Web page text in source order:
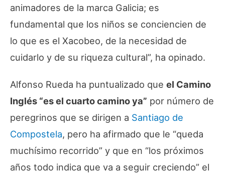
animadores de la marca Galicia; es
fundamental que los niños se conciencien de
lo que es el Xacobeo, de la necesidad de
cuidarlo y de su riqueza cultural”, ha opinado.
Alfonso Rueda ha puntualizado que el Camino
Inglés “es el cuarto camino ya” por número de
peregrinos que se dirigen a Santiago de
Compostela, pero ha afirmado que le “queda
muchísimo recorrido” y que en “los próximos
años todo indica que va a seguir creciendo” el